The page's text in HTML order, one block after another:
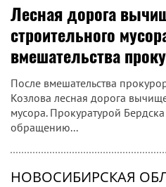
Лесная дорога
строительного
вмешательства
После вмешательства
Козлова лесная дорога
мусора. Прокуратурой
обращению...
НОВОСИБИРСКАЯ